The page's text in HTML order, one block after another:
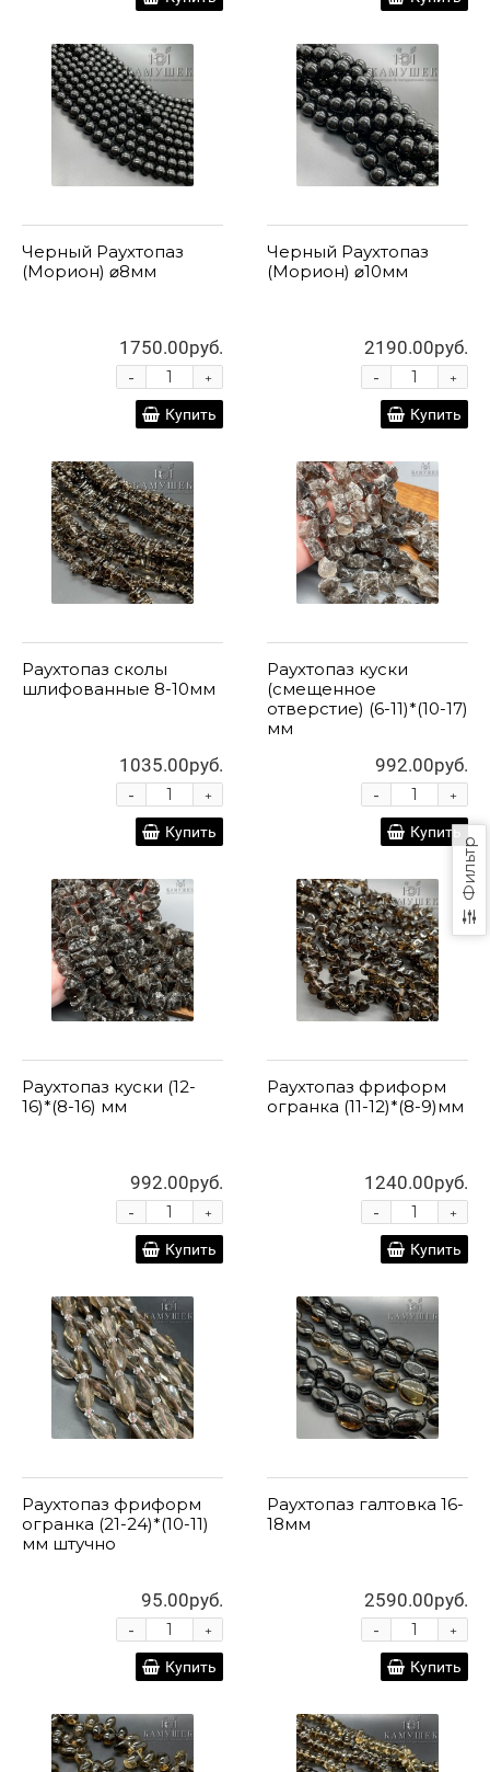
Фильтр
Черный Раухтопаз
(Морион) ⌀8мм
1750.00руб.
+
-
Купить
Черный Раухтопаз
(Морион) ⌀10мм
2190.00руб.
+
-
Купить
Раухтопаз сколы
шлифованные 8-10мм
1035.00руб.
+
-
Купить
Раухтопаз куски
(смещенное
отверстие) (6-11)*(10-17)
мм
992.00руб.
+
-
Купить
Раухтопаз куски (12-
16)*(8-16) мм
992.00руб.
+
-
Купить
Раухтопаз фриформ
огранка (11-12)*(8-9)мм
1240.00руб.
+
-
Купить
Раухтопаз фриформ
огранка (21-24)*(10-11)
мм штучно
95.00руб.
+
-
Купить
Раухтопаз галтовка 16-
18мм
2590.00руб.
+
-
Купить